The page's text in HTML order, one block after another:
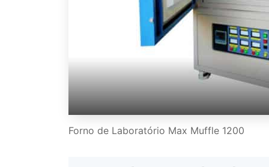
Forno de Laboratório Max Muffle 1200